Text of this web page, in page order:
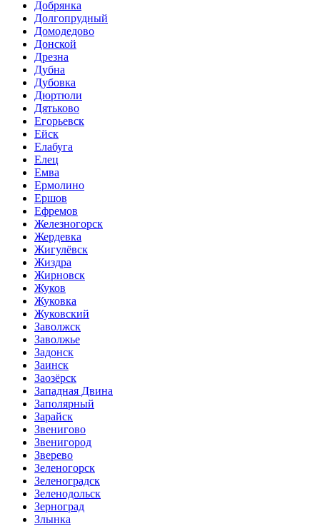
Добрянка
Долгопрудный
Домодедово
Донской
Дрезна
Дубна
Дубовка
Дюртюли
Дятьково
Егорьевск
Ейск
Елабуга
Елец
Емва
Ермолино
Ершов
Ефремов
Железногорск
Жердевка
Жигулёвск
Жиздра
Жирновск
Жуков
Жуковка
Жуковский
Заволжск
Заволжье
Задонск
Заинск
Заозёрск
Западная Двина
Заполярный
Зарайск
Звенигово
Звенигород
Зверево
Зеленогорск
Зеленоградск
Зеленодольск
Зерноград
Злынка